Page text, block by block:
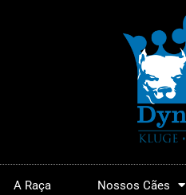
A Raça Nossos Cães